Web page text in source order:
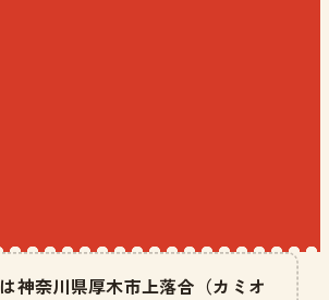
神奈川県厚木市上落合（カミオ